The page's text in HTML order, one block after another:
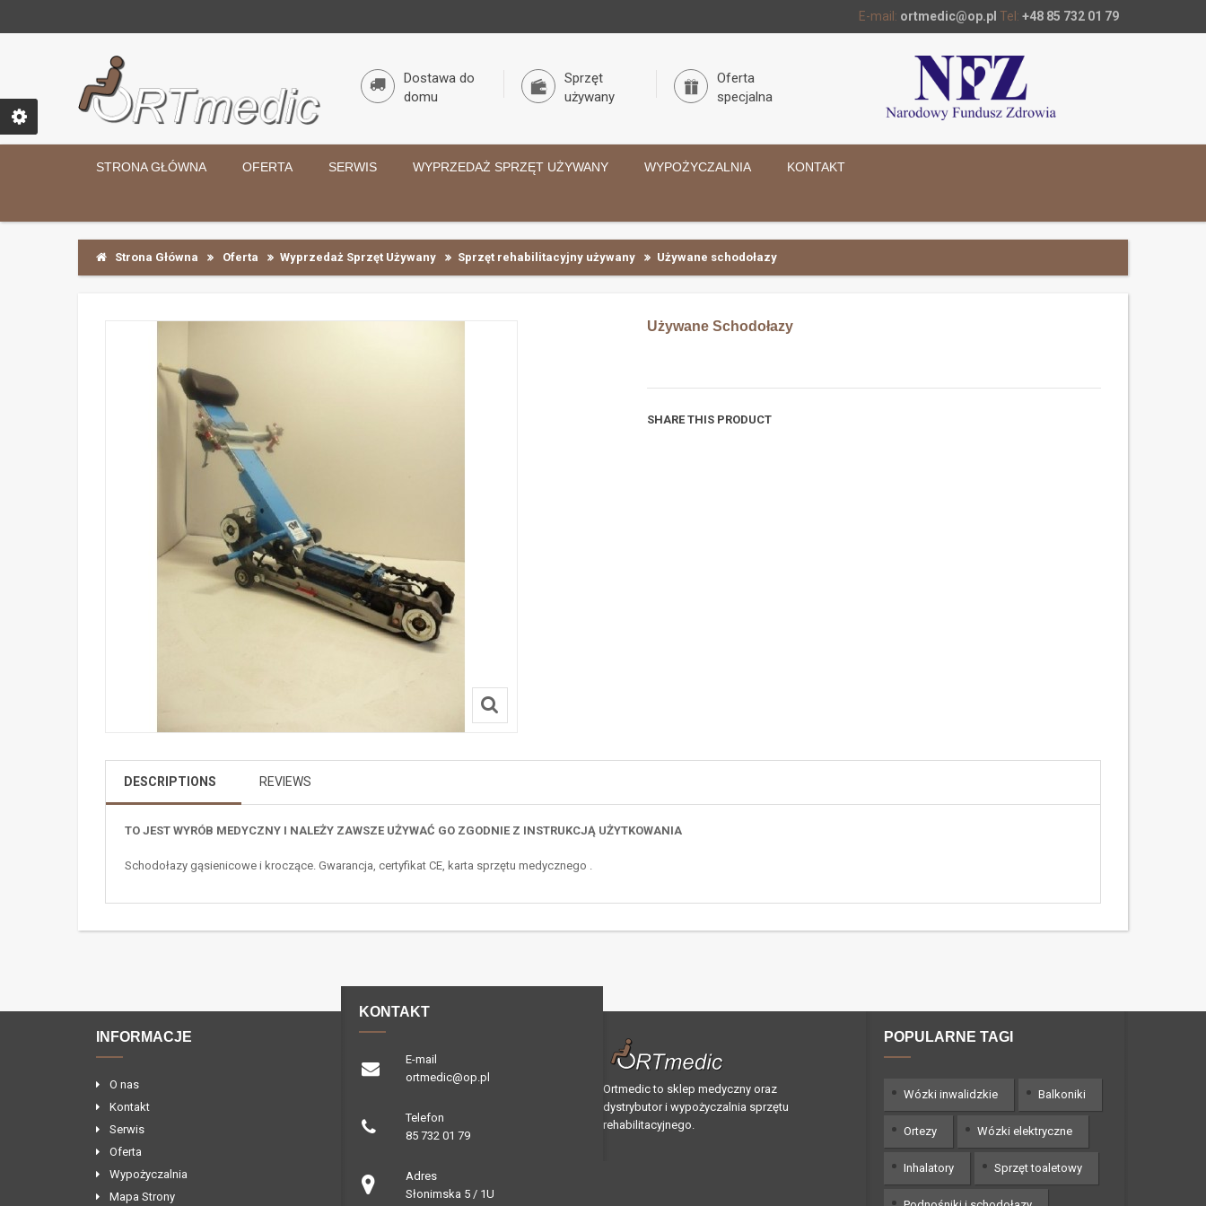
E-mail: ortmedic@op.pl Tel: +48 85 732 01 79
Dostawa do
domu
Sprzęt
używany
Oferta
specjalna
STRONA GŁÓWNA OFERTA SERWIS WYPRZEDAŻ SPRZĘT UŻYWANY WYPOŻYCZALNIA KONTAKT
Strona Główna Oferta Wyprzedaż Sprzęt Używany Sprzęt rehabilitacyjny używany Używane schodołazy
Używane Schodołazy
SHARE THIS PRODUCT
DESCRIPTIONS REVIEWS
TO JEST WYRÓB MEDYCZNY I NALEŻY ZAWSZE UŻYWAĆ GO ZGODNIE Z INSTRUKCJĄ UŻYTKOWANIA
Schodołazy gąsienicowe i kroczące. Gwarancja, certyfikat CE, karta sprzętu medycznego .
INFORMACJE
O nas
Kontakt
Serwis
Oferta
Wypożyczalnia
Mapa Strony
KONTAKT
E-mail
ortmedic@op.pl
Telefon
85 732 01 79
Adres
Słonimska 5 / 1U
Ortmedic to sklep medyczny oraz
dystrybutor i wypożyczalnia sprzętu
rehabilitacyjnego.
POPULARNE TAGI
Wózki inwalidzkie Balkoniki
Ortezy Wózki elektryczne
Inhalatory Sprzęt toaletowy